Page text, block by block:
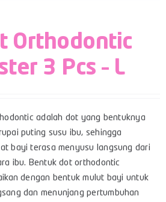
Orthodontic
3 Pcs – L
adalah dot yang bentuknya
puting susu ibu, sehingga
bayi terasa menyusu langsung dari
ibu. Bentuk dot orthodontic
dengan bentuk mulut bayi untuk
dan menunjang pertumbuhan